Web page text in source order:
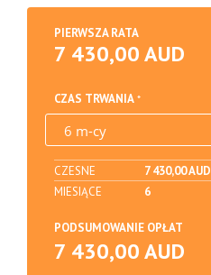
PIERWSZA RATA
7 430,00 AUD
CZAS TRWANIA
CZESNE
7 430,00 AUD
MIESIĄCE
6
PODSUMOWANIE OPŁAT
7 430,00 AUD